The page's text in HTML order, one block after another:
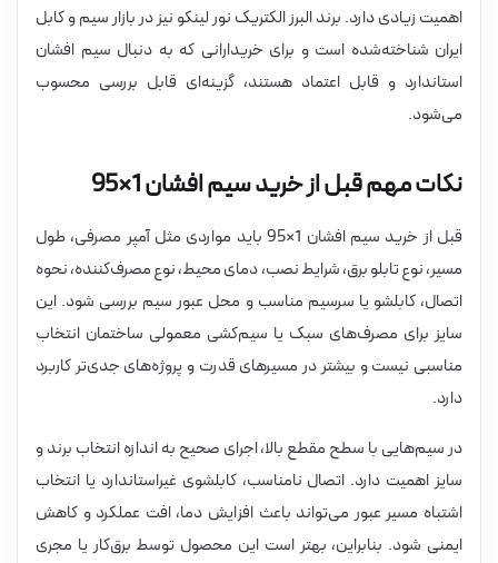
اهمیت زیادی دارد. برند البرز الکتریک نور لینکو نیز در بازار سیم و کابل
ایران شناخته‌شده است و برای خریدارانی که به دنبال سیم افشان
استاندارد و قابل اعتماد هستند، گزینه‌ای قابل بررسی محسوب
می‌شود.
نکات مهم قبل از خرید سیم افشان 1×95
قبل از خرید سیم افشان 1×95 باید مواردی مثل آمپر مصرفی، طول
مسیر، نوع تابلو برق، شرایط نصب، دمای محیط، نوع مصرف‌کننده، نحوه
اتصال، کابلشو یا سرسیم مناسب و محل عبور سیم بررسی شود. این
سایز برای مصرف‌های سبک یا سیم‌کشی معمولی ساختمان انتخاب
مناسبی نیست و بیشتر در مسیرهای قدرت و پروژه‌های جدی‌تر کاربرد
دارد.
در سیم‌هایی با سطح مقطع بالا، اجرای صحیح به اندازه انتخاب برند و
سایز اهمیت دارد. اتصال نامناسب، کابلشوی غیراستاندارد یا انتخاب
اشتباه مسیر عبور می‌تواند باعث افزایش دما، افت عملکرد و کاهش
ایمنی شود. بنابراین، بهتر است این محصول توسط برق‌کار یا مجری